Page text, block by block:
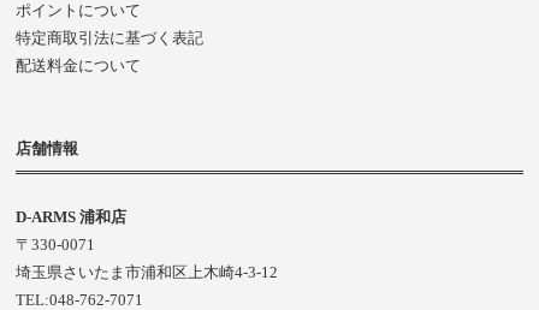
ポイントについて
特定商取引法に基づく表記
配送料金について
店舗情報
D-ARMS 浦和店
〒330-0071
埼玉県さいたま市浦和区上木崎4-3-12
TEL:048-762-7071